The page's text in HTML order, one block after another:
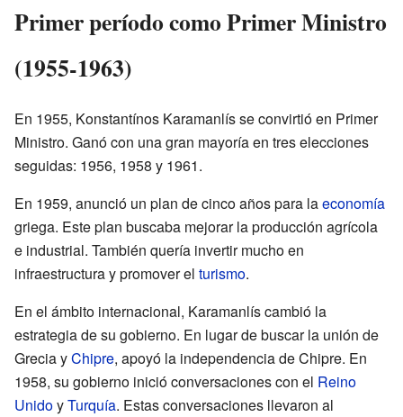
Primer período como Primer Ministro
(1955-1963)
En 1955, Konstantínos Karamanlís se convirtió en Primer
Ministro. Ganó con una gran mayoría en tres elecciones
seguidas: 1956, 1958 y 1961.
En 1959, anunció un plan de cinco años para laeconomía
griega. Este plan buscaba mejorar la producción agrícola
e industrial. También quería invertir mucho en
infraestructura y promover el turismo.
En el ámbito internacional, Karamanlís cambió la
estrategia de su gobierno. En lugar de buscar la unión de
Grecia yChipre, apoyó la independencia de Chipre. En
1958, su gobierno inició conversaciones con el Reino
UnidoyTurquía. Estas conversaciones llevaron al